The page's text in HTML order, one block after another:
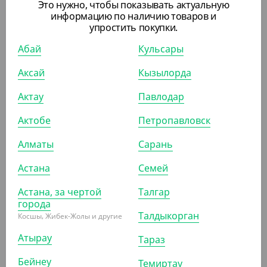
КОР (1500)
ПОХОЖИЕ ТОВАРЫ
АРТ. 33148
5 230₸
Контейнер Stelo, 260*190*40 мм
Это нужно, чтобы показывать актуальную
информацию по наличию товаров и
упростить покупки.
Абай
Аксай
Актау
Актобе
Алматы
Астана
Астана, за чертой
города
Косшы, Жибек-Жолы и другие
Атырау
Бейнеу
Кульсары
Кызылорда
Павлодар
Петропавловск
Сарань
Семей
Талгар
Талдыкорган
Тараз
Темиртау